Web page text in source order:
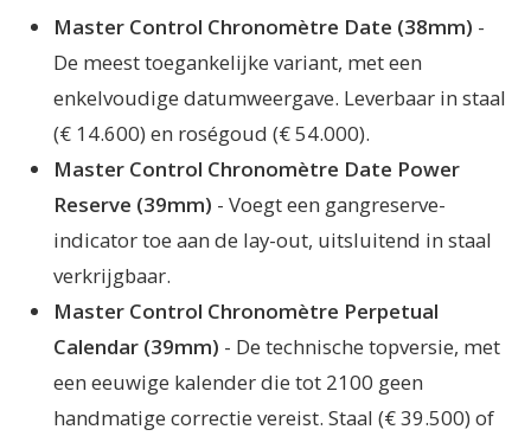
Master Control Chronomètre Date (38mm) -
De meest toegankelijke variant, met een
enkelvoudige datumweergave. Leverbaar in staal
(€ 14.600) en roségoud (€ 54.000).
Master Control Chronomètre Date Power
Reserve (39mm) - Voegt een gangreserve-
indicator toe aan de lay-out, uitsluitend in staal
verkrijgbaar.
Master Control Chronomètre Perpetual
Calendar (39mm) - De technische topversie, met
een eeuwige kalender die tot 2100 geen
handmatige correctie vereist. Staal (€ 39.500) of